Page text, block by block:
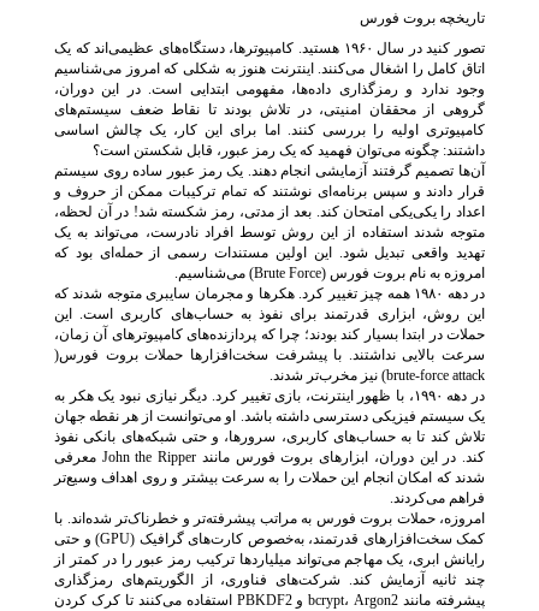
تاریخچه بروت فورس
تصور کنید در سال ۱۹۶۰ هستید. کامپیوترها، دستگاه‌های عظیمی‌اند که یک
اتاق کامل را اشغال می‌کنند. اینترنت هنوز به شکلی که امروز می‌شناسیم
وجود ندارد و رمزگذاری داده‌ها، مفهومی ابتدایی است. در این دوران،
گروهی از محققان امنیتی، در تلاش بودند تا نقاط ضعف سیستم‌های
کامپیوتری اولیه را بررسی کنند. اما برای این کار، یک چالش اساسی
داشتند: چگونه می‌توان فهمید که یک رمز عبور، قابل شکستن است؟
آن‌ها تصمیم گرفتند آزمایشی انجام دهند. یک رمز عبور ساده روی سیستم
قرار دادند و سپس برنامه‌ای نوشتند که تمام ترکیبات ممکن از حروف و
اعداد را یکی‌یکی امتحان کند. بعد از مدتی، رمز شکسته شد! در آن لحظه،
متوجه شدند استفاده از این روش توسط افراد نادرست، می‌تواند به یک
تهدید واقعی تبدیل شود. این اولین مستندات رسمی از حمله‌ای بود که
امروزه به نام بروت فورس (Brute Force) می‌شناسیم.
در دهه ۱۹۸۰ همه چیز تغییر کرد. هکرها و مجرمان سایبری متوجه شدند که
این روش، ابزاری قدرتمند برای نفوذ به حساب‌های کاربری است. این
حملات در ابتدا بسیار کند بودند؛ چرا که پردازنده‌های کامپیوترهای آن زمان،
سرعت بالایی نداشتند. با پیشرفت سخت‌افزارها حملات بروت فورس(
brute-force attack) نیز مخرب‌تر شدند.
در دهه ۱۹۹۰، با ظهور اینترنت، بازی تغییر کرد. دیگر نیازی نبود یک هکر به
یک سیستم فیزیکی دسترسی داشته باشد. او می‌توانست از هر نقطه‌ جهان
تلاش کند تا به حساب‌های کاربری، سرورها، و حتی شبکه‌های بانکی نفوذ
کند. در این دوران، ابزارهای بروت فورس مانند John the Ripper معرفی
شدند که امکان انجام این حملات را به سرعت بیشتر و روی اهداف وسیع‌تر
فراهم می‌کردند.
امروزه، حملات بروت فورس به مراتب پیشرفته‌تر و خطرناک‌تر شده‌اند. با
کمک سخت‌افزارهای قدرتمند، به‌خصوص کارت‌های گرافیک (GPU) و حتی
رایانش ابری، یک مهاجم می‌تواند میلیاردها ترکیب رمز عبور را در کمتر از
چند ثانیه آزمایش کند. شرکت‌های فناوری، از الگوریتم‌های رمزگذاری
پیشرفته مانند bcrypt، Argon2 و PBKDF2 استفاده می‌کنند تا کرک کردن